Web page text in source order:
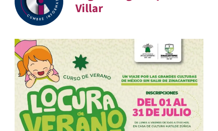
Villar